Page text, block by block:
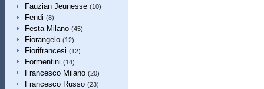
Fauzian Jeunesse (10)
Fendi (8)
Festa Milano (45)
Fiorangelo (12)
Fiorifrancesi (12)
Formentini (14)
Francesco Milano (20)
Francesco Russo (23)